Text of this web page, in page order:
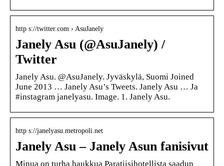
http s://twitter.com › AsuJanely
Janely Asu (@AsuJanely) /
Twitter
Janely Asu. @AsuJanely. Jyväskylä, Suomi Joined
June 2013 … Janely Asu’s Tweets. Janely Asu … Ja
#instagram janelyasu. Image. 1. Janely Asu.
http s://janelyasu.metropoli.net
Janely Asu – Janely Asun fanisivut
Minua on turha haukkua Paratiisihotellista saadun